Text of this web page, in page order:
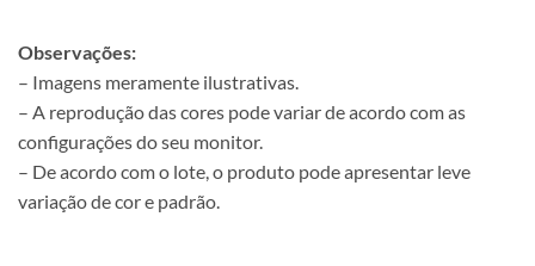
Observações:
– Imagens meramente ilustrativas.
– A reprodução das cores pode variar de acordo com as
configurações do seu monitor.
– De acordo com o lote, o produto pode apresentar leve
variação de cor e padrão.